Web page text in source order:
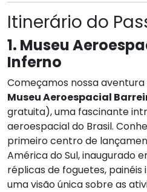
Itinerário do
1. Museu
Inferno
Começamos nossa
Museu Aeroespacial
gratuita), uma fascinante
aeroespacial do Brasil.
primeiro centro de
América do Sul, inaugurado
réplicas de foguetes,
uma visão única sobre as